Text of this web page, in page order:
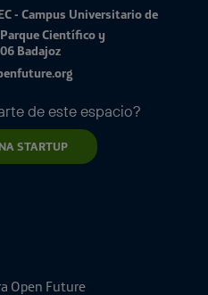
- Campus Universitario de
Científico y
Badajoz
de este espacio?
STARTUP
Open Future